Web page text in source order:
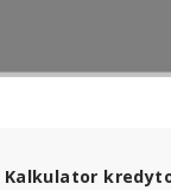
Kalkulator